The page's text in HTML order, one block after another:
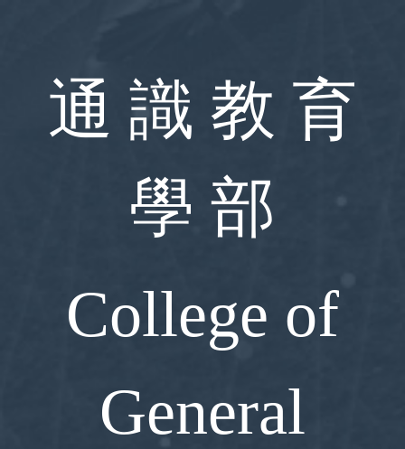
通 識 教 育
學 部
College of
General